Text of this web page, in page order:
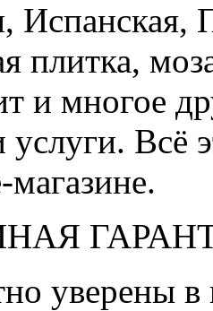
Испанская,
плитка,
и многое
Всё
магазине.
уверены в